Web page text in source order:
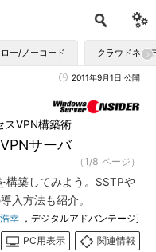
ロー/ノーコード クラウドネイ
2011年9月1日 公開
サーバ
スVPN構築術
（1/8 ページ）
構築してみよう。SSTPや
入方法も紹介。
幸 ，デジタルアドバンテージ]
PC用表示
関連情報